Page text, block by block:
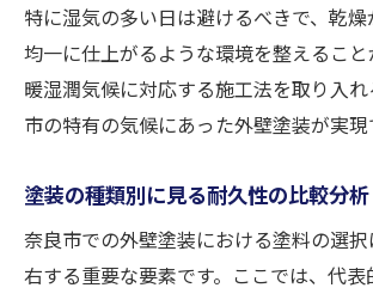
特に湿気の多い日は避けるべきで、乾
均一に仕上がるような環境を整えること
暖湿潤気候に対応する施工法を取り入
市の特有の気候にあった外壁塗装が実現
塗装の種類別に見る耐久性の比較分析
奈良市での外壁塗装における塗料の選
右する重要な要素です。ここでは、代